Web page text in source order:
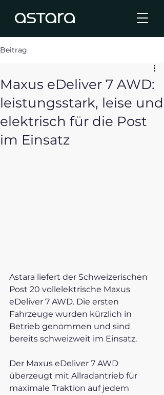
Beitrag
Maxus eDeliver 7 AWD:
leistungsstark, leise und
elektrisch für die Post
im Einsatz
Astara liefert der Schweizerischen
Post 20 vollelektrische Maxus
eDeliver 7 AWD. Die ersten
Fahrzeuge wurden kürzlich in
Betrieb genommen und sind
bereits schweizweit im Einsatz.
Der Maxus eDeliver 7 AWD
überzeugt mit Allradantrieb für
maximale Traktion auf jedem